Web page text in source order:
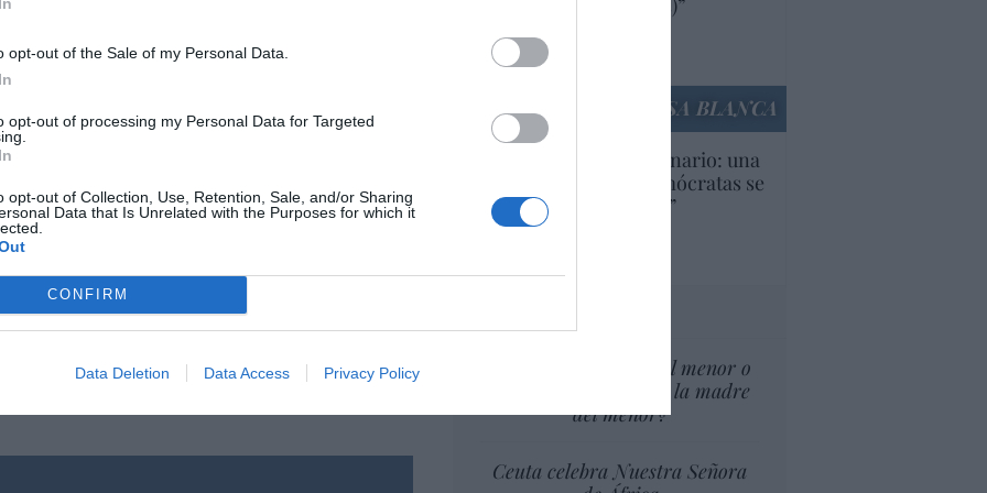
opt-out of the Sale of my Personal Data.
opt-out of processing my Personal Data for Targeted
opt-out of Collection, Use, Retention, Sale, and/or Sharing
Data that Is Unrelated with the Purposes for which it
CONFIRM
Data Deletion Data Access Privacy Policy
a Tomás Olivo a precio de risa: 120
Carlos Torres debe entenderse con Feijóo,
También: que
gobierno
a quedarse a cualquier precio...
Zapatero.
corrupción sanchista (CXXVI). Zapatero
anular todo el procedimiento por
americanas (y europeas)”
por Ana Sánchez Arjona
Artículos anteriores
LA CASA BLANCA
EEUU. Inquietante escenario: una
tercera parte de los demócratas se
define como “socialista”
¿El Superior interés el menor o
el superior interés de la madre
del menor?
Ceuta celebra Nuestra Señora